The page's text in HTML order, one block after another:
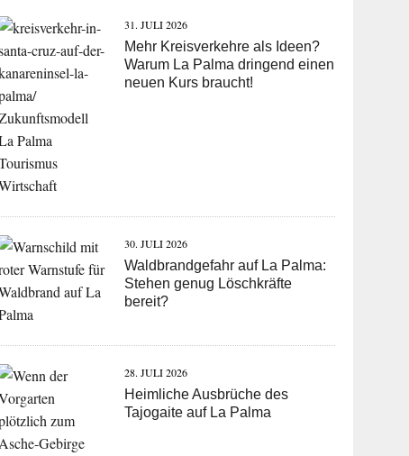
31. JULI 2026
Mehr Kreisverkehre als Ideen?
Warum La Palma dringend einen
neuen Kurs braucht!
30. JULI 2026
Waldbrandgefahr auf La Palma:
Stehen genug Löschkräfte
bereit?
28. JULI 2026
Heimliche Ausbrüche des
Tajogaite auf La Palma